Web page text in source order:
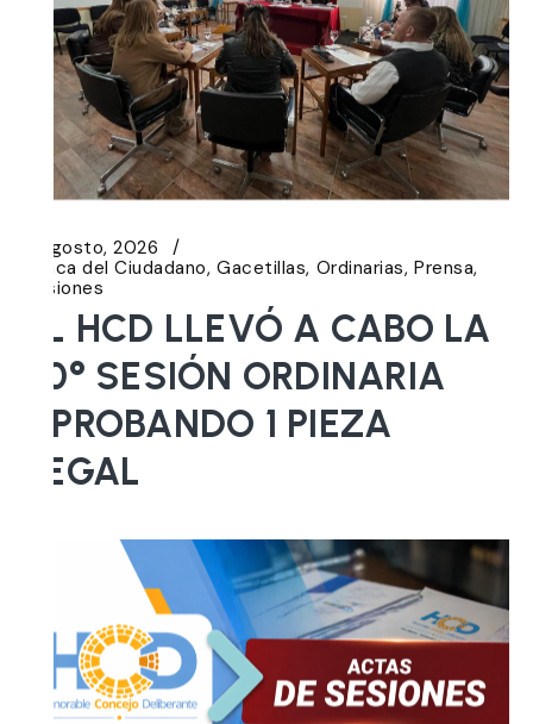
6 agosto, 2026
Banca del Ciudadano Gacetillas Ordinarias Prensa
Sesiones
EL HCD LLEVÓ A CABO LA
20° SESIÓN ORDINARIA
APROBANDO 1 PIEZA
LEGAL